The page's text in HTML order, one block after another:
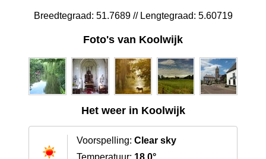
Breedtegraad: 51.7689 // Lengtegraad: 5.60719
Foto's van Koolwijk
Het weer in Koolwijk
Voorspelling: Clear sky